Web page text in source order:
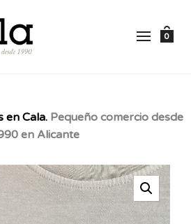
0
en Cala. Pequeño comercio desde
en Alicante